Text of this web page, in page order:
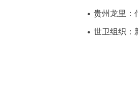
贵州龙里：
世卫组织：